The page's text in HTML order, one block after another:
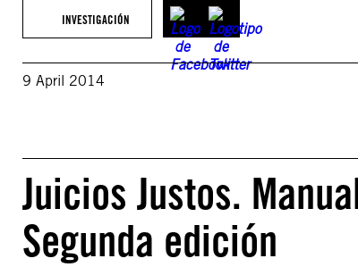
INVESTIGACIÓN
9 April 2014
Juicios Justos.
Segunda edición